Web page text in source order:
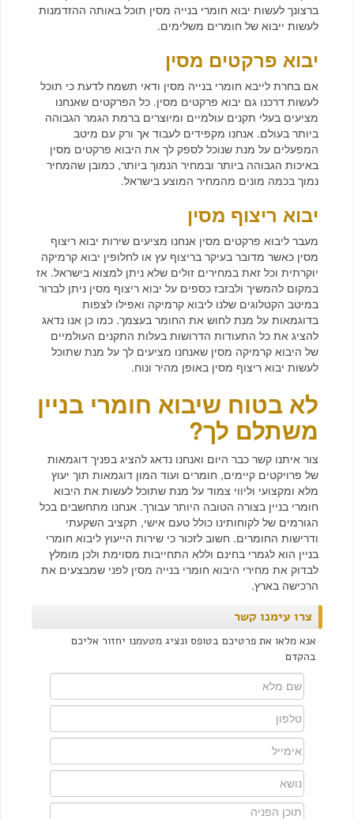
ברצונך לעשות יבוא חומרי בנייה מסין תוכל באותה ההזדמנות
לעשות ייבוא של חומרים משלימים.
יבוא פרקטים מסין
אם בחרת לייבא חומרי בנייה מסין ודאי תשמח לדעת כי תוכל
לעשות דרכנו גם יבוא פרקטים מסין. כל הפרקטים שאנחנו
מציעים בעלי תקנים עולמיים ומיוצרים ברמת הגמר הגבוהה
ביותר בעולם. אנחנו מקפידים לעבוד אך ורק עם מיטב
המפעלים על מנת שנוכל לספק לך את היבוא פרקטים מסין
באיכות הגבוהה ביותר ובמחיר הנמוך ביותר, כמובן שהמחיר
נמוך בכמה מונים מהמחיר המוצע בישראל.
יבוא ריצוף מסין
מעבר ליבוא פרקטים מסין אנחנו מציעים שירות יבוא ריצוף
מסין כאשר מדובר בעיקר בריצוף עץ או לחלופין יבוא קרמיקה
יוקרתית וכל זאת במחירים זולים שלא ניתן למצוא בישראל. אז
במקום להמשיך ולבזבז כספים על יבוא ריצוף מסין ניתן לברור
במיטב הקטלוגים שלנו ליבוא קרמיקה ואפילו לצפות
בדוגמאות על מנת לחוש את החומר בעצמך. כמו כן אנו נדאג
להציג את כל התעודות הדרושות בעלות התקנים העולמיים
של היבוא קרמיקה מסין שאנחנו מציעים לך על מנת שתוכל
לעשות יבוא ריצוף מסין באופן מהיר ונוח.
לא בטוח שיבוא חומרי בניין
משתלם לך?
צור איתנו קשר כבר היום ואנחנו נדאג להציג בפניך דוגמאות
של פרויקטים קיימים, חומרים ועוד המון דוגמאות תוך יעוץ
מלא ומקצועי וליווי צמוד על מנת שתוכל לעשות את היבוא
חומרי בניין בצורה הטובה היותר עבורך. אנחנו מתחשבים בכל
הגורמים של לקוחותינו כולל טעם אישי, תקציב השקעתי
ודרישות החומרים. חשוב לזכור כי שירות הייעוץ ליבוא חומרי
בניין הוא לגמרי בחינם וללא התחייבות מסוימת ולכן מומלץ
לבדוק את מחירי היבוא חומרי בנייה מסין לפני שמבצעים את
הרכישה בארץ.
צרו עימנו קשר
אנא מלאו את פרטיכם בטופס ונציג מטעמנו יחזור אליכם
בהקדם